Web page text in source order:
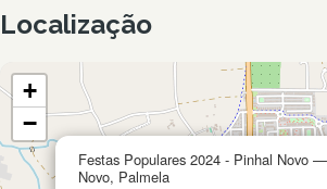
Localização
Festas Populares 2024 - Pinhal Novo
Novo, Palmela
+
−